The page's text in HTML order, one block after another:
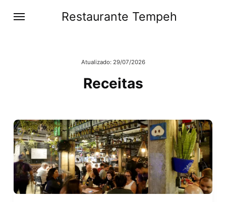
Restaurante Tempeh
Atualizado: 29/07/2026
Receitas